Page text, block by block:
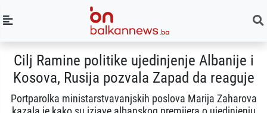
Cilj Ramine politike ujedinjenje Albanije i
Kosova, Rusija pozvala Zapad da reaguje
Portparolka ministarstvavanjskih poslova Marija Zaharova